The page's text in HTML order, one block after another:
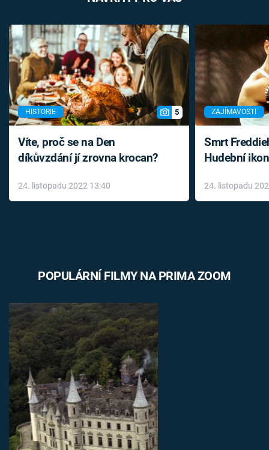
HISTORIE 5
Víte, proč se na Den
díkůvzdání jí zrovna krocan?
24. listopadu 2022 13:40
ZAJÍMAVOSTI
Smrt
Hudební
léky
24. listopadu
POPULÁRNÍ FILMY NA PRIMA ZOOM